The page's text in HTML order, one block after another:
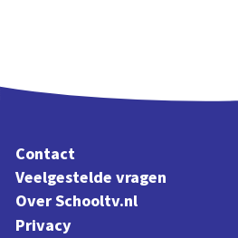
Contact
Veelgestelde vragen
Over Schooltv.nl
Privacy